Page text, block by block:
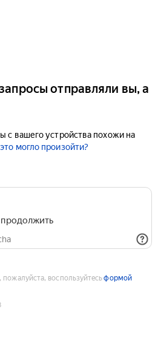
отправляли вы, а
с вашего устройства похожи на
могло произойти?
воспользуйтесьформой